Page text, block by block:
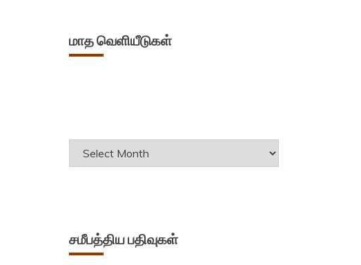
மாத வெளியீடுகள்
Archives
சமீபத்திய பதிவுகள்